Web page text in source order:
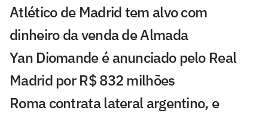
Atlético de Madrid tem alvo com
dinheiro da venda de Almada
Yan Diomande é anunciado pelo Real
Madrid por R$ 832 milhões
Roma contrata lateral argentino, e